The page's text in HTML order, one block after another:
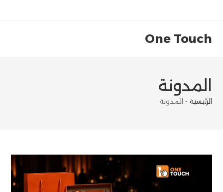
One Touch
المدونة
الرئيسية - المدونة